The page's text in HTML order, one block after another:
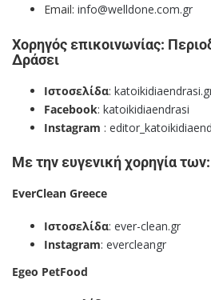
Email: info@welldone.com.gr
Χορηγός επικοινωνίας:
Δράσει
Ιστοσελίδα:
Facebook: katoikidiaendrasi
Instagram :
Με την ευγενική χορηγία των:
EverClean Greece
Ιστοσελίδα: ever-clean.gr
Instagram: evercleangr
Egeo PetFood